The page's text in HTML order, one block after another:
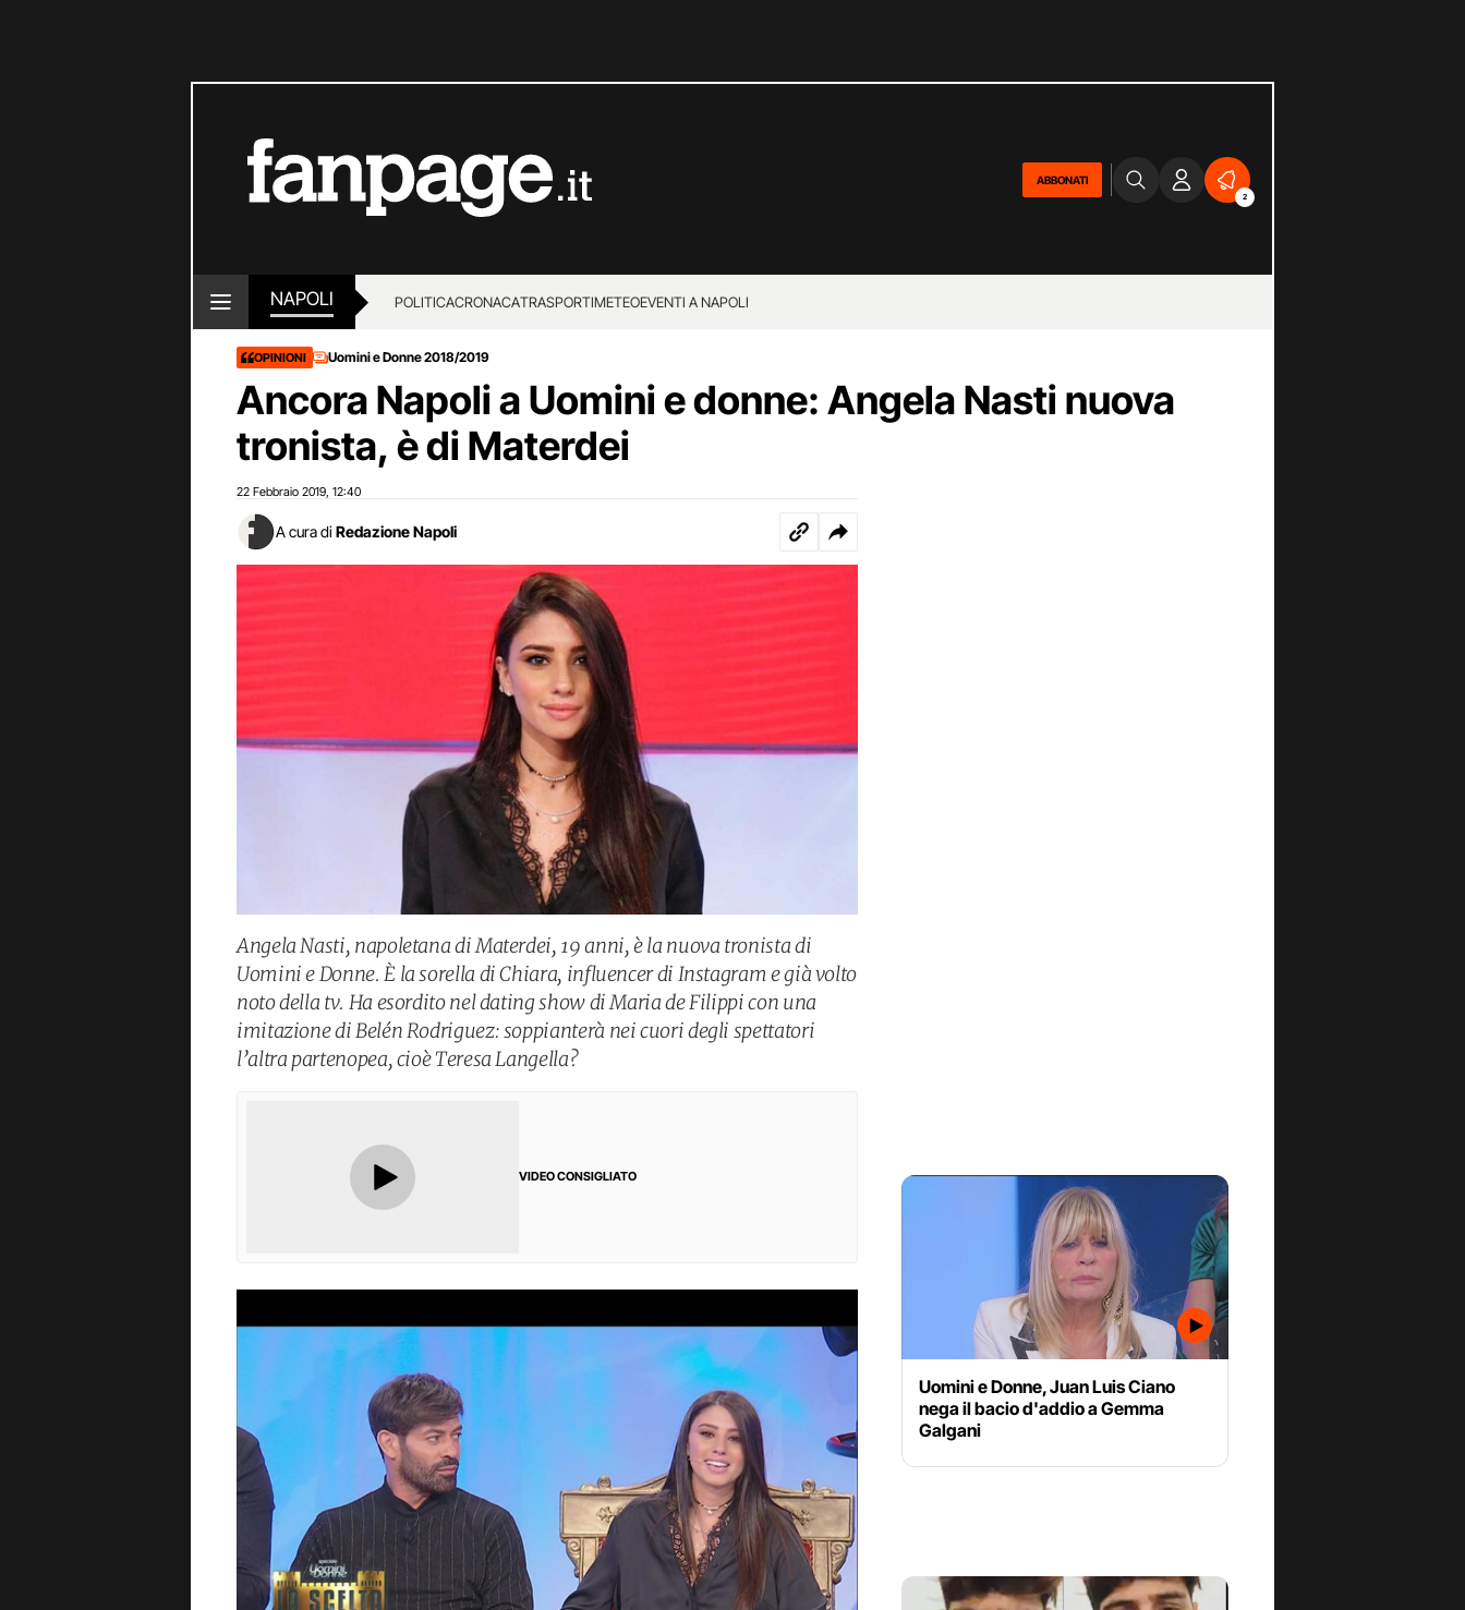
ABBONATI
2
NAPOLI POLITICACRONACATRASPORTIMETEOEVENTI A NAPOLI
OPINIONI Uomini e Donne 2018/2019
Ancora Napoli a Uomini e donne: Angela Nasti nuova
tronista, è di Materdei
22 Febbraio 2019 12:40
A cura di Redazione Napoli
Angela Nasti, napoletana di Materdei, 19 anni, è la nuova tronista di
Uomini e Donne. È la sorella di Chiara, influencer di Instagram e già volto
noto della tv. Ha esordito nel dating show di Maria de Filippi con una
imitazione di Belén Rodriguez: soppianterà nei cuori degli spettatori
l’altra partenopea, cioè Teresa Langella?
VIDEO CONSIGLIATO
Uomini e Donne, Juan Luis Ciano
nega il bacio d'addio a Gemma
Galgani